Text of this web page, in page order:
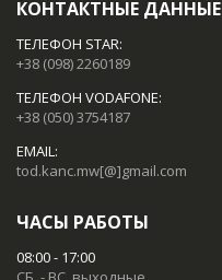
КОНТАКТНЫЕ ДАННЫЕ
ТЕЛЕФОН STAR:
+38 (098) 2260189
ТЕЛЕФОН VODAFONE:
+38 (050) 3754187
EMAIL:
tod.kanc.mw[@]gmail.com
ЧАСЫ РАБОТЫ
08:00 - 17:00